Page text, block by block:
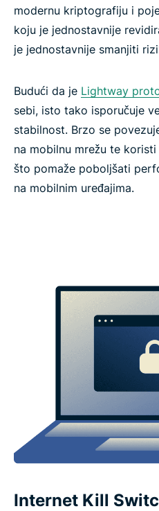
modernu kriptografiju i
koju je jednostavnije
je jednostavnije smanjiti
Budući da je Lightway
sebi, isto tako isporučuje
stabilnost. Brzo se
na mobilnu mrežu te
što pomaže poboljšati
na mobilnim uređajima.
Internet Kill